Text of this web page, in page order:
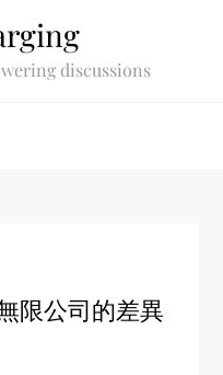
discussions
限公司的差異